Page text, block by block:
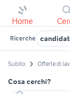
Home
Ricerche
Subito Offerte di
Cosa cerchi?